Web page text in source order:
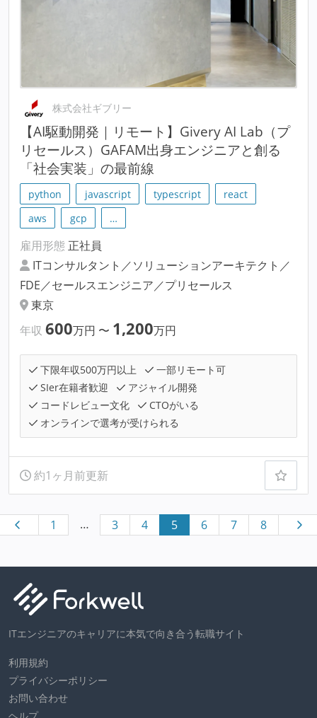
株式会社ギブリー
【AI駆動開発｜リモート】Givery AI Lab（プ
リセールス）GAFAM出身エンジニアと創る
「社会実装」の最前線
python javascript typescript
react
aws
gcp …
雇用形態 正社員
ITコンサルタント／ソリューションアーキテクト／
FDE／セールスエンジニア／プリセールス
東京
年収 600万円 〜 1,200万円
下限年収500万円以上
一部リモート可
SIer在籍者歓迎
アジャイル開発
コードレビュー文化
CTOがいる
オンラインで選考が受けられる
約1ヶ月前更新
1 … 3 4 5 6 7 8
ITエンジニアのキャリアに本気で向き合う転職サイト
利用規約
プライバシーポリシー
お問い合わせ